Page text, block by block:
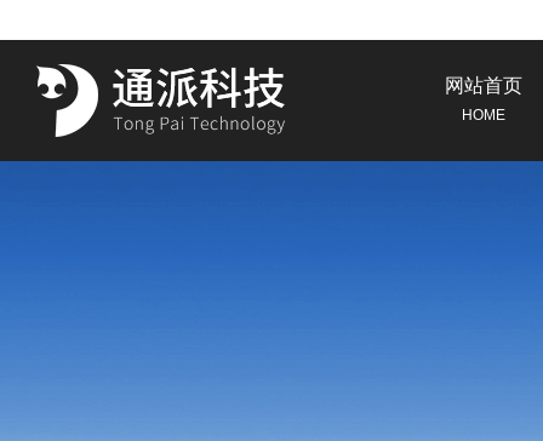
网站首页
HOME